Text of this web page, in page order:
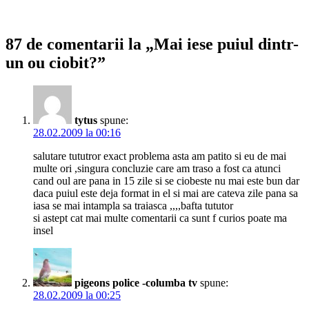
87 de comentarii la „Mai iese puiul dintr-
un ou ciobit?”
tytus spune:
28.02.2009 la 00:16
salutare tututror exact problema asta am patito si eu de mai
multe ori ,singura concluzie care am traso a fost ca atunci
cand oul are pana in 15 zile si se ciobeste nu mai este bun dar
daca puiul este deja format in el si mai are cateva zile pana sa
iasa se mai intampla sa traiasca ,,,,bafta tututor
si astept cat mai multe comentarii ca sunt f curios poate ma
insel
pigeons police -columba tv spune:
28.02.2009 la 00:25